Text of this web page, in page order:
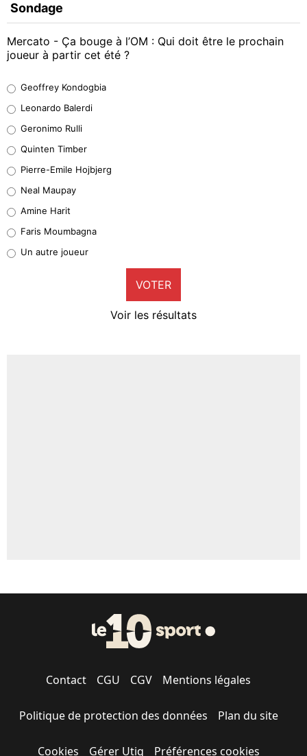
Sondage
Mercato - Ça bouge à l’OM : Qui doit être le prochain
joueur à partir cet été ?
38%
32%
5%
1%
9%
Geoffrey Kondogbia
Leonardo Balerdi
Geronimo Rulli
Quinten Timber
Pierre-Emile Hojbjerg
Neal Maupay
Amine Harit
Faris Moumbagna
Un autre joueur
VOTER
Voir les résultats
Contact CGU CGV Mentions légales
Politique de protection des données Plan du site
Cookies Gérer Utiq Préférences cookies